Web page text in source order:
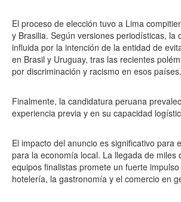
El proceso de elección tuvo a Lima
y Brasilia. Según versiones periodísticas, la
influida por la intención de la entidad de
en Brasil y Uruguay, tras las recientes
por discriminación y racismo en esos países.
Finalmente, la candidatura peruana
experiencia previa y en su capacidad
El impacto del anuncio es significativo para
para la economía local. La llegada de miles
equipos finalistas promete un fuerte
hotelería, la gastronomía y el comercio en